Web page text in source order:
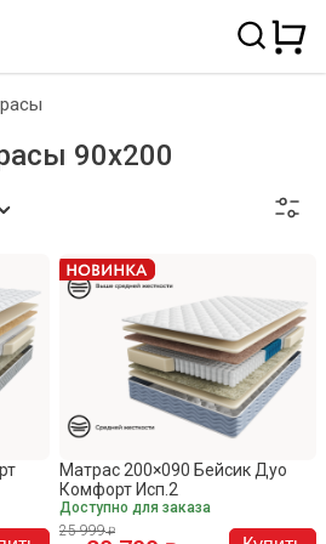
90х200
Матрас 200×090 Бейсик Дуо
Комфорт Исп.2
Доступно для заказа
25 999